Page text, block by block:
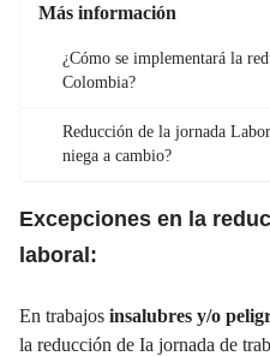
Más información
¿Cómo se implementará la
Colombia?
Reducción de la jornada
niega a cambio?
Excepciones en la
laboral:
En trabajos insalubres y/o
la reducción de Ia jornada de